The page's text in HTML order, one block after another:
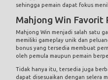
sehingga pemain dapat fokus
Mahjong Win Favorit
Mahjong Win menjadi salah satu
memiliki gameplay unik dan
bonus yang tersedia membuat
oleh pemula maupun pemain
Tidak hanya itu, tersedia juga
dapat disesuaikan dengan selera